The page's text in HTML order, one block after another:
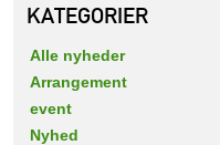
KATEGORIER
Alle nyheder
Arrangement
event
Nyhed